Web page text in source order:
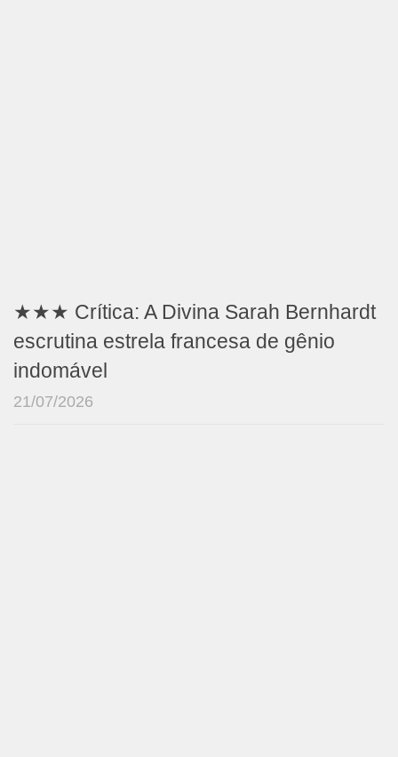
★★★ Crítica: A Divina Sarah Bernhardt
escrutina estrela francesa de gênio
indomável
21/07/2026